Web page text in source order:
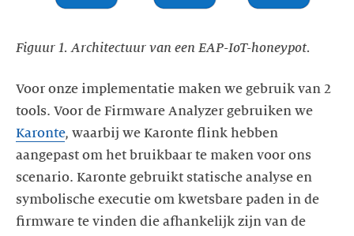
Figuur 1. Architectuur van een EAP-IoT-honeypot.
Voor onze implementatie maken we gebruik van 2
tools. Voor de Firmware Analyzer gebruiken we
Karonte, waarbij we Karonte flink hebben
aangepast om het bruikbaar te maken voor ons
scenario. Karonte gebruikt statische analyse en
symbolische executie om kwetsbare paden in de
firmware te vinden die afhankelijk zijn van de